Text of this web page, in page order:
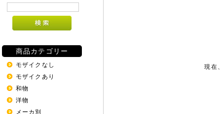
商品カテゴリー
モザイクなし
モザイクあり
和物
洋物
メーカ別
現在